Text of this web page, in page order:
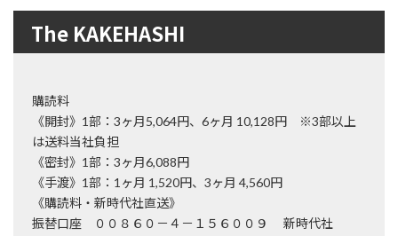
The KAKEHASHI
購読料
《開封》1部：3ヶ月5,064円、6ヶ月 10,128円 ※3部以上
は送料当社負担
《密封》1部：3ヶ月6,088円
《手渡》1部：1ヶ月 1,520円、3ヶ月 4,560円
《購読料・新時代社直送》
振替口座 ００８６０－４－１５６００９ 新時代社